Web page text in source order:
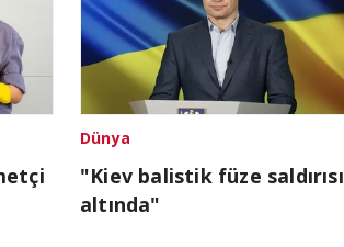
Dünya
"Kiev balistik füze saldırısı
altında"